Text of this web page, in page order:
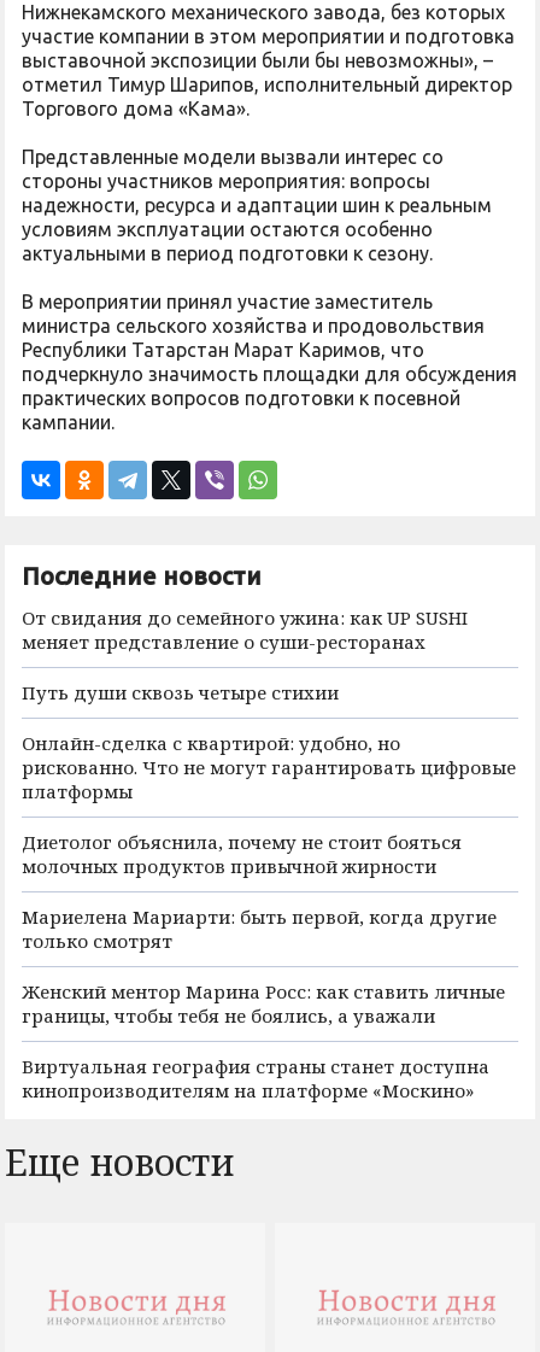
Нижнекамского механического завода, без которых
участие компании в этом мероприятии и подготовка
выставочной экспозиции были бы невозможны», –
отметил Тимур Шарипов, исполнительный директор
Торгового дома «Кама».
Представленные модели вызвали интерес со
стороны участников мероприятия: вопросы
надежности, ресурса и адаптации шин к реальным
условиям эксплуатации остаются особенно
актуальными в период подготовки к сезону.
В мероприятии принял участие заместитель
министра сельского хозяйства и продовольствия
Республики Татарстан Марат Каримов, что
подчеркнуло значимость площадки для обсуждения
практических вопросов подготовки к посевной
кампании.
Последние новости
От свидания до семейного ужина: как UP SUSHI
меняет представление о суши-ресторанах
Путь души сквозь четыре стихии
Онлайн-сделка с квартирой: удобно, но
рискованно. Что не могут гарантировать цифровые
платформы
Диетолог объяснила, почему не стоит бояться
молочных продуктов привычной жирности
Мариелена Мариарти: быть первой, когда другие
только смотрят
Женский ментор Марина Росс: как ставить личные
границы, чтобы тебя не боялись, а уважали
Виртуальная география страны станет доступна
кинопроизводителям на платформе «Москино»
Еще новости